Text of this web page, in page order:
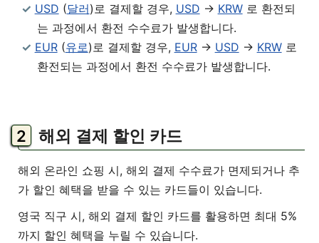
USD (달러)로 결제할 경우, USD -> KRW로 환전되
는 과정에서 환전 수수료가 발생합니다.
EUR(유로)로 결제할 경우, EUR-> USD -> KRW로
환전되는 과정에서 환전 수수료가 발생합니다.
해외 결제 할인 카드
해외 온라인 쇼핑 시, 해외 결제 수수료가 면제되거나 추
가 할인 혜택을 받을 수 있는 카드들이 있습니다.
영국 직구 시, 해외 결제 할인 카드를 활용하면 최대 5%
까지 할인 혜택을 누릴 수 있습니다.